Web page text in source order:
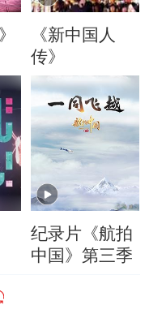
《新中国人
传》
纪录片《航拍
中国》第三季